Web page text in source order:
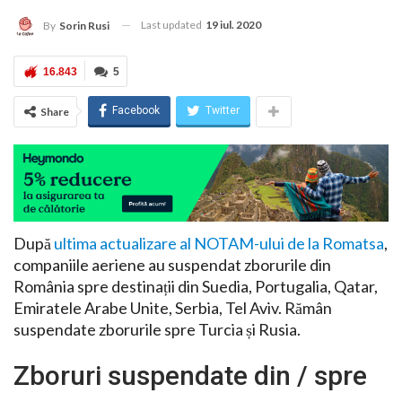
By Sorin Rusi Last updated 19 iul. 2020
5
16.843
Share Facebook Twitter
După ultima actualizare al NOTAM-ului de la Romatsa,
companiile aeriene au suspendat zborurile din
România spre destinații din Suedia, Portugalia, Qatar,
Emiratele Arabe Unite, Serbia, Tel Aviv. Rămân
suspendate zborurile spre Turcia și Rusia.
Zboruri suspendate din / spre